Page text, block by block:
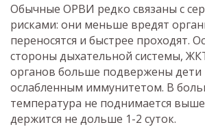
Обычные ОРВИ редко связаны с
рисками: они меньше вредят
переносятся и быстрее проходят.
стороны дыхательной системы,
органов больше подвержены дети
ослабленным иммунитетом. В
температура не поднимается выше
держится не дольше 1-2 суток.